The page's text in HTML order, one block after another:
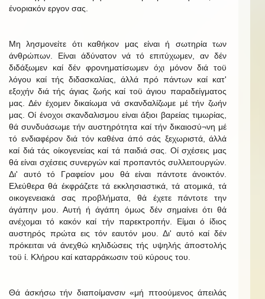
ένοριακόν εργον σας.
Μη λησμονείτε ότι καθήκον μας είναι ή σωτηρία των
άνθρώπων. Είναι άδύνατον νά τό επιτύχωμεν, αν δέν
διδάξωμεν καί δέν φρονηματίσωμεν όχι μόνον διά τοϋ
λόγου καί τής διδασκαλίας, άλλά πρό πάντων καί κατ'
εξοχήν διά τής άγιας ζωής καί τοϋ άγιου παραδείγματος
μας. Δέν έχομεν δικαίωμα νά σκανδαλίζωμε μέ τήν ζωήν
μας. Οί ένοχοι σκανδαλισμου είναι άξιοι βαρείας τιμωρίας,
θά συνδυάσωμε τήν αυστηρότητα καί τήν δικαιοσύ¬νη μέ
τό ενδιαφέρον διά τόν καθένα άπό σάς ξεχωριστά, άλλά
καί διά τάς οίκογενείας καί τά παιδιά σας. Οί σχέσεις μας
θά είναι σχέσεις συνεργών καί προπαντός συλλειτουργών.
Δι' αυτό τό Γραφείον μου θά είναι πάντοτε άνοικτόν.
Ελεύθερα θά έκφράζετε τά εκκλησιαστικά, τά ατομικά, τά
οικογενειακά σας προβλήματα, θά έχετε πάντοτε την
άγάπην μου. Αυτή ή άγάπη όμως δέν σημαίνει ότι θά
ανέχομαι τό κακόν καί τήν παρεκτροπήν. Είμαι ό ίδιος
αυστηρός πρώτα εις τόν εαυτόν μου. Δι' αυτό καί δέν
πρόκειται νά άνεχθώ κηλιδώσεις τής υψηλής άποστολής
τοϋ ί. Κλήρου καί καταρράκωσιν τοϋ κύρους του.
Θά άσκήσω τήν διαποίμανσιν «μή πτοούμενος άπειλάς